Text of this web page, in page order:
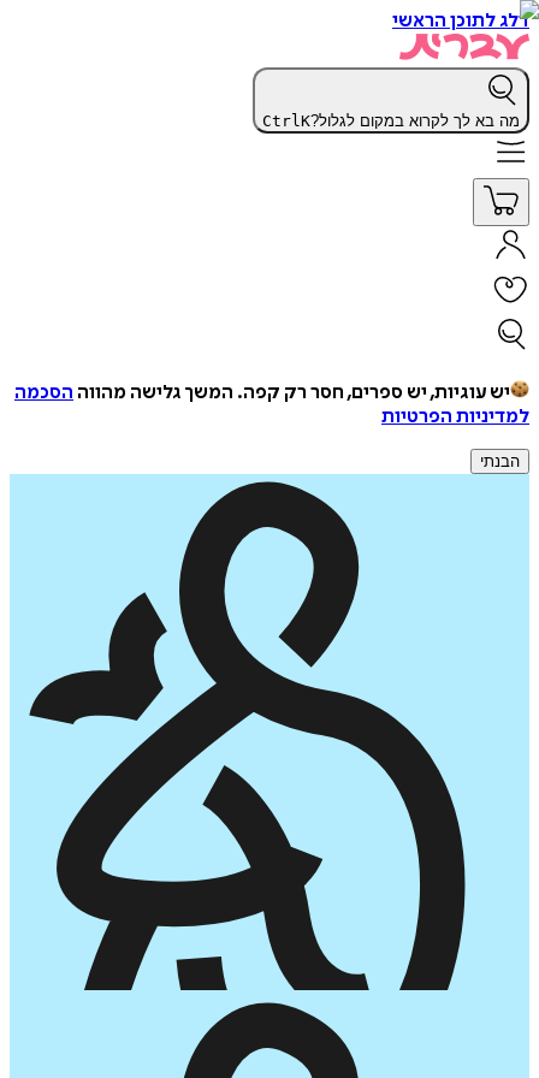
דלג לתוכן הראשי
מה בא לך לקרוא במקום לגלול? CtrlK
יש עוגיות, יש ספרים, חסר רק קפה. המשך גלישה מהווה הסכמה
למדיניות הפרטיות
הבנתי